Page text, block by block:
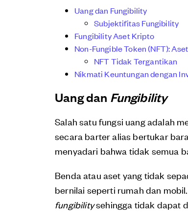
Uang dan Fungibility
Subjektifitas Fungibility
Fungibility Aset Kripto
Non-Fungible Token (NFT):
NFT Tidak Tergantikan
Nikmati Keuntungan dengan
Uang dan Fungibility
Salah satu fungsi uang adalah
secara barter alias bertukar
menyadari bahwa tidak semua
Benda atau aset yang tidak
bernilai seperti rumah dan
fungibilitysehingga tidak dapat